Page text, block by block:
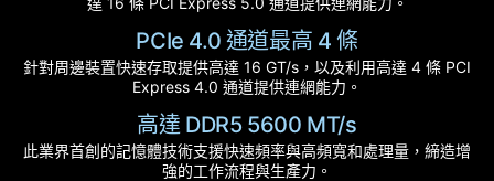
PCIe 4.0 通道最高 4 條
針對周邊裝置快速存取提供高達 16 GT/s，以及利用高達 4 條 PCI
Express 4.0 通道提供連網能力。
高達 DDR5 5600 MT/s
此業界首創的記憶體技術支援快速頻率與高頻寬和處理量，締造增
強的工作流程與生產力。